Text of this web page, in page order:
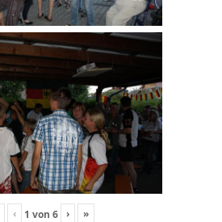
‹ 1 von 6 › »